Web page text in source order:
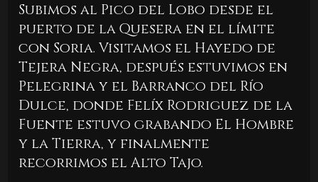
Subimos al Pico del Lobo desde el
puerto de la Quesera en el límite
con Soria. Visitamos el Hayedo de
Tejera Negra, después estuvimos en
Pelegrina y el Barranco del Río
Dulce, donde Felíx Rodriguez de la
Fuente estuvo grabando El Hombre
y la Tierra, y finalmente
recorrimos el Alto Tajo.